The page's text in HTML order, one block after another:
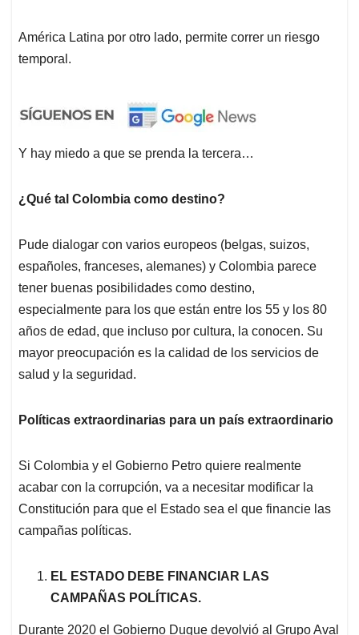
América Latina por otro lado, permite correr un riesgo
temporal.
Y hay miedo a que se prenda la tercera…
¿Qué tal Colombia como destino?
Pude dialogar con varios europeos (belgas, suizos,
españoles, franceses, alemanes) y Colombia parece
tener buenas posibilidades como destino,
especialmente para los que están entre los 55 y los 80
años de edad, que incluso por cultura, la conocen. Su
mayor preocupación es la calidad de los servicios de
salud y la seguridad.
Políticas extraordinarias para un país extraordinario
Si Colombia y el Gobierno Petro quiere realmente
acabar con la corrupción, va a necesitar modificar la
Constitución para que el Estado sea el que financie las
campañas políticas.
EL ESTADO DEBE FINANCIAR LAS
CAMPAÑAS POLÍTICAS.
Durante 2020 el Gobierno Duque devolvió al Grupo Aval